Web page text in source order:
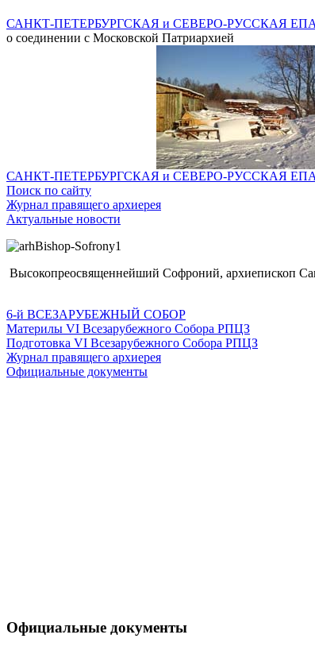
САНКТ-ПЕТЕРБУРГСКАЯ и СЕВЕРО-РУССКАЯ
о соединении с Московской Патриархией
САНКТ-ПЕТЕРБУРГСКАЯ и СЕВЕРО-РУССКАЯ
Поиск по сайту
Журнал правящего архиерея
Актуальные новости
Высокопреосвященнейший Софроний, архиепископ
6-й ВСЕЗАРУБЕЖНЫЙ СОБОР
Материлы VI Всезарубежного Собора РПЦЗ
Подготовка VI Всезарубежного Собора РПЦЗ
Журнал правящего архиерея
Официальные документы
Официальные документы